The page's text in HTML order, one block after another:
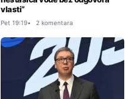
vlasti“
Pet 19:19 2 komentara